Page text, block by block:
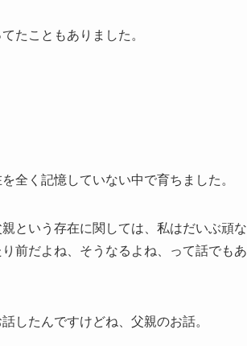
たこともありました。
全く記憶していない中で育ちました。
という存在に関しては、私はだいぶ頑な
前だよね、そうなるよね、って話でもあ
したんですけどね、父親のお話。